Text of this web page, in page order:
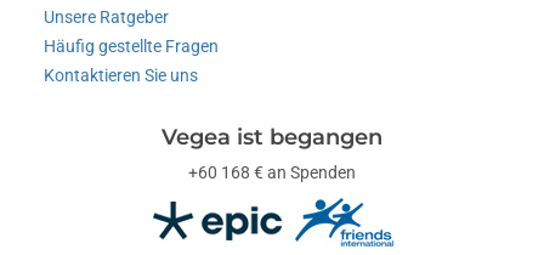
Unsere Ratgeber
Häufig gestellte Fragen
Kontaktieren Sie uns
Vegea ist begangen
+60 168 € an Spenden